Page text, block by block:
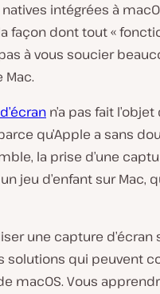
intégrées à
façon dont tout «
à vous soucier
Mac.
n’a pas fait l’objet
qu’Apple a sans
la prise d’une
jeu d’enfant sur Mac,
une capture d’écran
solutions qui peuvent
macOS. Vous